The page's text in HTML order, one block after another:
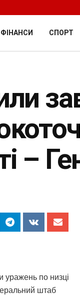
ФІНАНСИ СПОРТ
–
уражень по низці
штаб